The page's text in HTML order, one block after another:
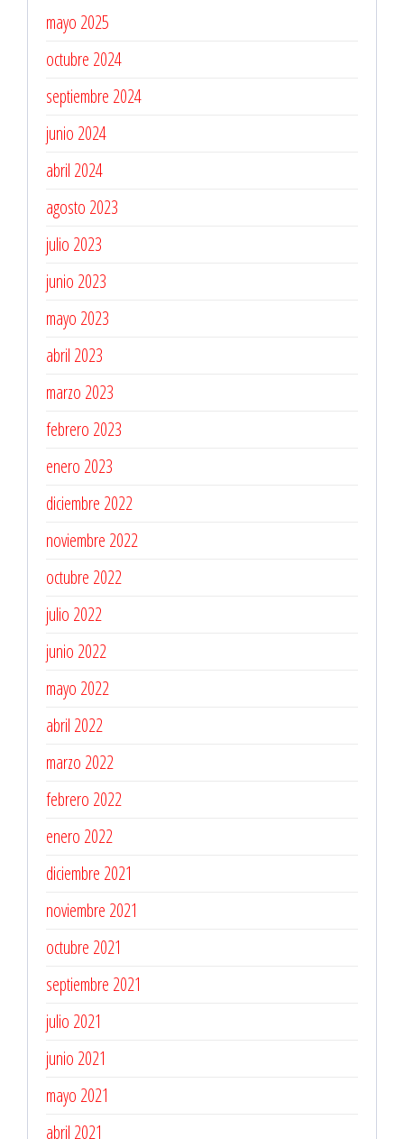
mayo 2025
octubre 2024
septiembre 2024
junio 2024
abril 2024
agosto 2023
julio 2023
junio 2023
mayo 2023
abril 2023
marzo 2023
febrero 2023
enero 2023
diciembre 2022
noviembre 2022
octubre 2022
julio 2022
junio 2022
mayo 2022
abril 2022
marzo 2022
febrero 2022
enero 2022
diciembre 2021
noviembre 2021
octubre 2021
septiembre 2021
julio 2021
junio 2021
mayo 2021
abril 2021